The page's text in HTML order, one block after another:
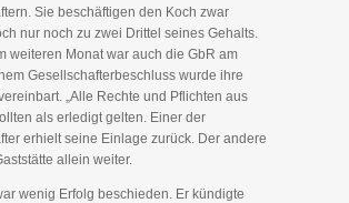
Sie beschäftigen den Koch zwar
nur noch zu zwei Drittel seines Gehalts.
weiteren Monat war auch die GbR am
Gesellschafterbeschluss wurde ihre
„Alle Rechte und Pflichten aus
als erledigt gelten. Einer der
erhielt seine Einlage zurück. Der andere
allein weiter.
wenig Erfolg beschieden. Er kündigte